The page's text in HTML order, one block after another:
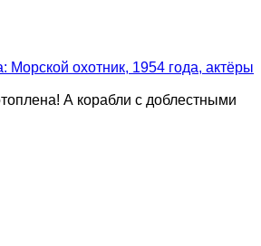
Морской охотник, 1954 года, актёры
А корабли с доблестными